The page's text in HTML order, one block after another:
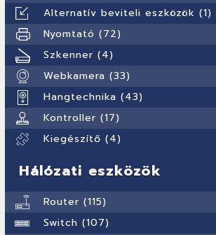
Alternatív beviteli eszközök (1)
Nyomtató (72)
Szkenner (4)
Webkamera (33)
Hangtechnika (43)
Kontroller (17)
Kiegészítő (4)
Hálózati eszközök
Router (115)
Switch (107)